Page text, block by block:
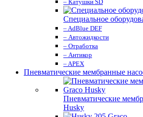
– Катушки SD
Специальное
– AdBlue DEF
– Автожидкости
– Отработка
– Антикор
– APEX
Пневматические мембранные
Пневматические
Husky